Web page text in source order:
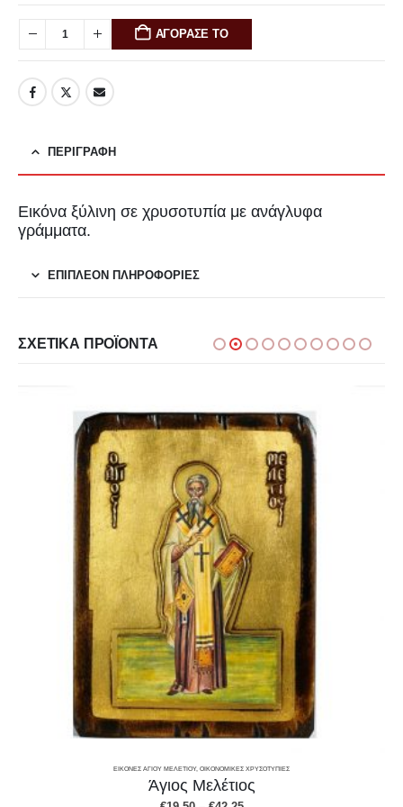
ΑΓΟΡΑΣΕ ΤΟ
ΠΕΡΙΓΡΑΦΉ
Εικόνα ξύλινη σε χρυσοτυπία με ανάγλυφα
γράμματα.
ΕΠΙΠΛΈΟΝ ΠΛΗΡΟΦΟΡΊΕΣ
ΣΧΕΤΙΚΆ ΠΡΟΪΌΝΤΑ
ΕΙΚΌΝΕΣ ΑΓΊΟΥ ΜΕΛΕΤΊΟΥ, ΟΙΚΟΝΟΜΙΚΕΣ ΧΡΥΣΟΤΥΠΙΕΣ
Άγιος Μελέτιος